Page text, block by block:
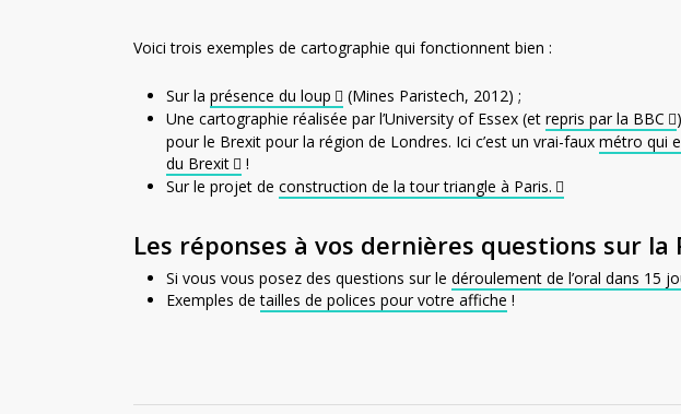
Voici trois exemples de cartographie qui fonctionnent bien :
Sur la présence du loup
(Mines Paristech, 2012) ;
Une cartographie réalisée par l’University of Essex (et repris par la BBC
pour le Brexit pour la région de Londres. Ici c’est un vrai-faux métro qui
du Brexit
!
Sur le projet de construction de la tour triangle à Paris.
Les réponses à vos dernières questions sur la
Si vous vous posez des questions sur le déroulement de l’oral dans 15
Exemples detailles de polices pour votre affiche !